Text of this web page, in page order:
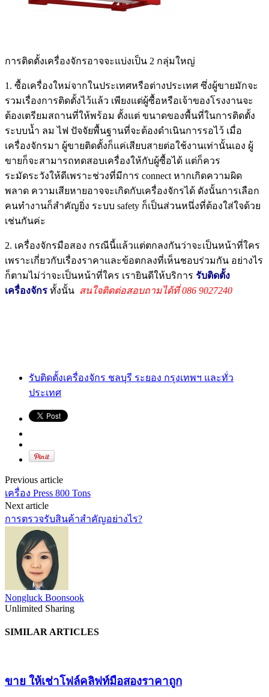
การติดตั้งเครื่องจักรอาจจะแบ่งเป็น 2 กลุ่มใหญ่
1. ซื้อเครื่องใหม่จากในประเทศหรือต่างประเทศ ซึ่งผู้ขายมักจะ
รวมเรื่องการติดตั้งไว้แล้ว เพียงแต่ผู้ซื้อหรือเจ้าของโรงงานจะ
ต้องเตรียมสถานที่ให้พร้อม ตั้งแต่ ขนาดของพื้นที่ในการติดตั้ง
ระบบน้ำ ลม ไฟ ปัจจัยพื้นฐานที่จะต้องดำเนินการรอไว้ เมื่อ
เครื่องจักรมา ผู้ขายติดตั้งก็แค่เสียบสายต่อใช้งานเท่านั้นเอง ผู้
ขายก็จะสามารถทดสอบเครื่องให้กับผู้ซื้อได้ แต่ก็ควร
ระมัดระวังให้ดีเพราะช่วงที่มีการ connect หากเกิดความผิด
พลาด ความเสียหายอาจจะเกิดกับเครื่องจักรได้ ดังนั้นการเลือก
คนทำงานก็สำคัญยิ่ง ระบบ safety ก็เป็นส่วนหนึ่งที่ต้องใส่ใจด้วย
เช่นกันค่ะ
2. เครื่องจักรมือสอง กรณีนี้แล้วแต่ตกลงกันว่าจะเป็นหน้าที่ใคร
เพราะเกี่ยวกับเรื่องราคาและข้อตกลงที่เห็นชอบร่วมกัน อย่างไร
ก็ตามไม่ว่าจะเป็นหน้าที่ใคร เรายินดีให้บริการ รับติดตั้ง
เครื่องจักร ทั้งนั้น สนใจติดต่อสอบถามได้ที่ 086 9027240
รับติดตั้งเครื่องจักร ชลบุรี ระยอง กรุงเทพฯ และทั่ว
ประเทศ
Previous article
เครื่อง Press 800 Tons
Next article
การตรวจรับสินค้าสำคัญอย่างไร?
Nongluck Boonsook
Unlimited Sharing
SIMILAR ARTICLES
ขาย ให้เช่าโฟล์คลิฟท์มือสองราคาถูก